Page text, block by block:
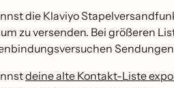
die Klaviyo
zu versenden. Bei größeren
deine alte Kontakt-Liste